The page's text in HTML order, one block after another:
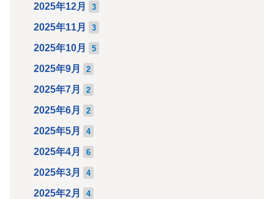
2025年12月 3
2025年11月 3
2025年10月 5
2025年9月 2
2025年7月 2
2025年6月 2
2025年5月 4
2025年4月 6
2025年3月 4
2025年2月 4